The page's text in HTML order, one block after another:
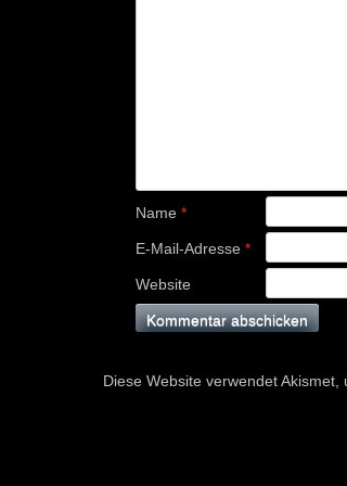
Name *
E-Mail-Adresse *
Website
Diese Website verwendet